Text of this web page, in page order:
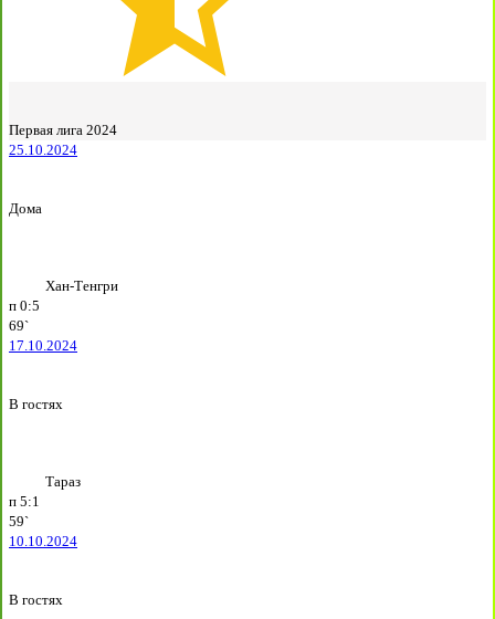
Первая лига 2024
25.10.2024
Дома
Хан-Тенгри
п 0:5
69`
17.10.2024
В гостях
Тараз
п 5:1
59`
10.10.2024
В гостях